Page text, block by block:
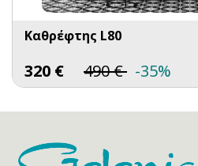
Καθρέφτης L80
320 € 490€ -35%